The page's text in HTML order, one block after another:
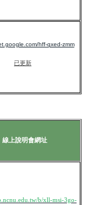
hff-qxed-zmm
已更新
線上說明會網址
b/xll-msi-3go-